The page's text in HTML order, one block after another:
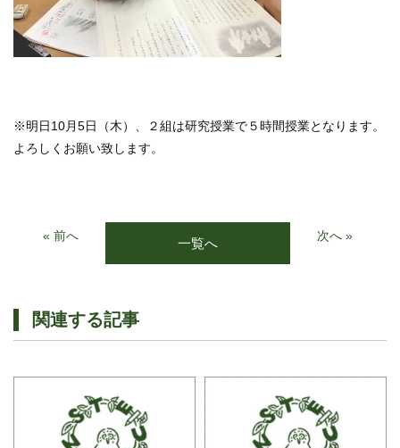
※明日10月5日（木）、２組は研究授業で５時間授業となります。
よろしくお願い致します。
« 前へ 一覧へ 次へ »
関連する記事